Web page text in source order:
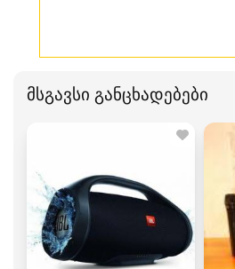
მსგავსი განცხადებები